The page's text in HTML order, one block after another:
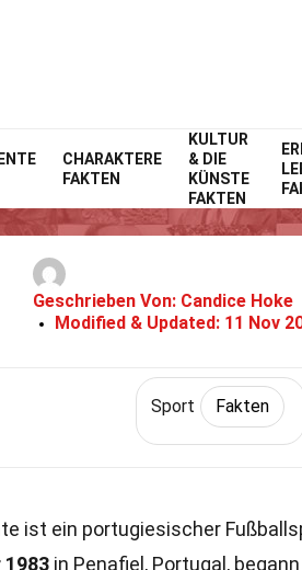
CHARAKTERE
FAKTEN
KULTUR
& DIE
KÜNSTE
FAKTEN
Home
14 Fakten
Geschrieben Von: Candice Hoke
Modified & Updated: 11 Nov
Sport Fakten
ist ein portugiesischer
1983 in Penafiel, Portugal,